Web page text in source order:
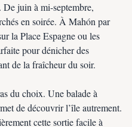
juin à mi-septembre,
en soirée. À Mahón par
la Place Espagne ou les
pour dénicher des
de la fraîcheur du soir.
du choix. Une balade à
de découvrir l’île autrement.
cette sortie facile à